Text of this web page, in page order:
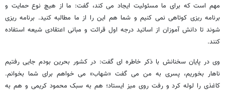
مهم است که برای ما مسئولیت ایجاد می کند، گفت: ما از هیچ نوع حمایت و
برنامه ریزی کوتاهی نمی کنیم و شما هم این را از ما مطالبه کنید. برنامه ریزی
شوند تا دانش آموزان از اساتید درجه اول قرائت و مبانی اعتقادی شیعه استفاده
کنند.
وی در پایان سخنانش با ذکر خاطره ای گفت: در کشور بحرین بودم جایی رفتیم
ناهار بخوریم، پسری به من می گفت «شهاب» می خواهم برای شما بخوانم.
کاغذی را لوله کرد و رفت روی میز ایستاد؛ هم به سبک محمود کریمی و هم به